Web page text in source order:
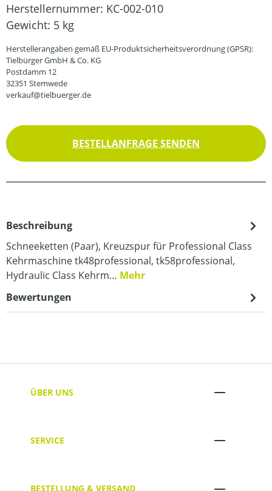
Herstellernummer: KC-002-010
Gewicht: 5 kg
Herstellerangaben gemäß EU-Produktsicherheitsverordnung (GPSR):
Tielbürger GmbH & Co. KG
Postdamm 12
32351 Stemwede
verkauf@tielbuerger.de
BESTELLANFRAGE SENDEN
Beschreibung
Schneeketten (Paar), Kreuzspur für Professional Class
Kehrmaschine tk48professional, tk58professional,
Hydraulic Class Kehrm… Mehr
Bewertungen
ÜBER UNS
SERVICE
BESTELLUNG & VERSAND